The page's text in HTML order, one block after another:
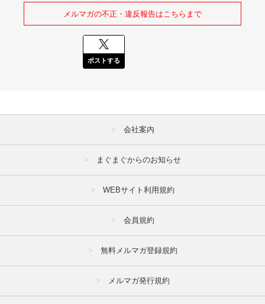
メルマガの不正・違反報告はこちらまで
ポストする
会社案内
まぐまぐからのお知らせ
WEBサイト利用規約
会員規約
無料メルマガ登録規約
メルマガ発行規約